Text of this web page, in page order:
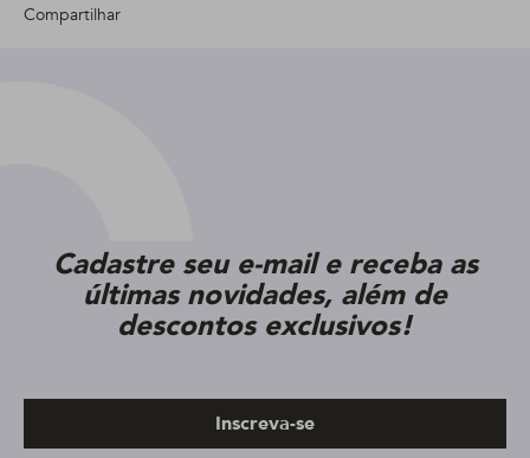
Compartilhar
Cadastre seu e-mail e receba as
últimas novidades, além de
descontos exclusivos!
Inscreva-se